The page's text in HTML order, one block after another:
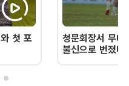
첫 포
청문회장서 무너
불신으로 번졌